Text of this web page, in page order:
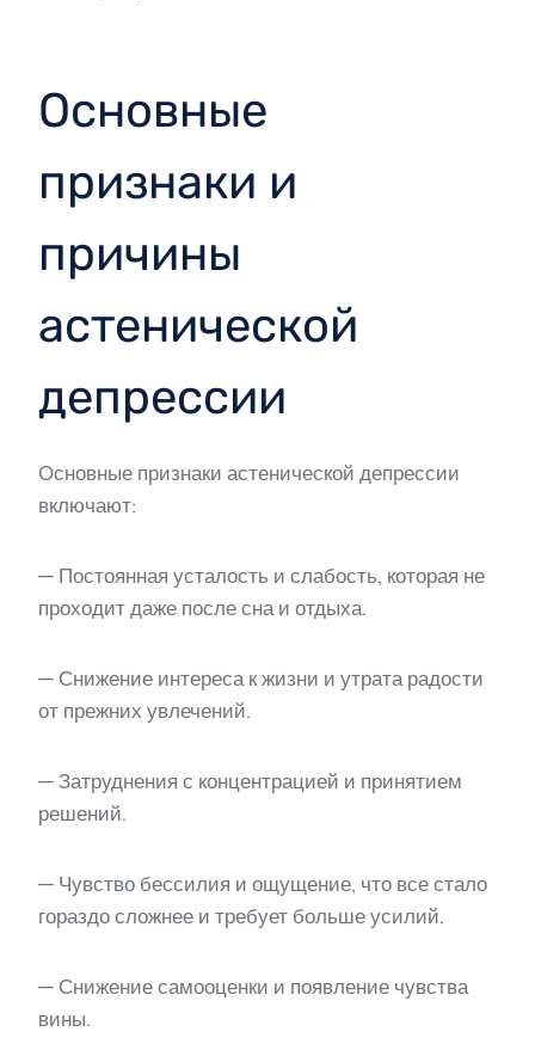
Основные
признаки и
причины
астенической
депрессии
Основные признаки астенической депрессии
включают:
— Постоянная усталость и слабость, которая не
проходит даже после сна и отдыха.
— Снижение интереса к жизни и утрата радости
от прежних увлечений.
— Затруднения с концентрацией и принятием
решений.
— Чувство бессилия и ощущение, что все стало
гораздо сложнее и требует больше усилий.
— Снижение самооценки и появление чувства
вины.